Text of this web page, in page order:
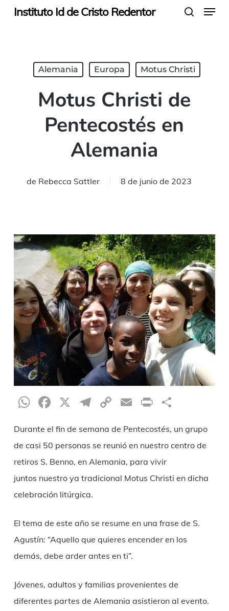
SkipInstituto Id de Cristo Redentor Menu
Alemania Europa Motus Christi
Motus Christi de
Pentecostés en
Alemania
de Rebecca Sattler 8 de junio de 2023
WhatsApp
Facebook
X Telegram
CopyEmailPrint
Durante el fin de semana de Pentecostés, un grupo
de casi 50 personas se reunió en nuestro centro de
retiros S. Benno, en Alemania, para vivir
juntos nuestro ya tradicional Motus Christi en dicha
celebración litúrgica.
El tema de este año se resume en una frase de S.
Agustín: “Aquello que quieres encender en los
demás, debe arder antes en ti”.
Jóvenes, adultos y familias provenientes de
diferentes partes de Alemania asistieron al evento.